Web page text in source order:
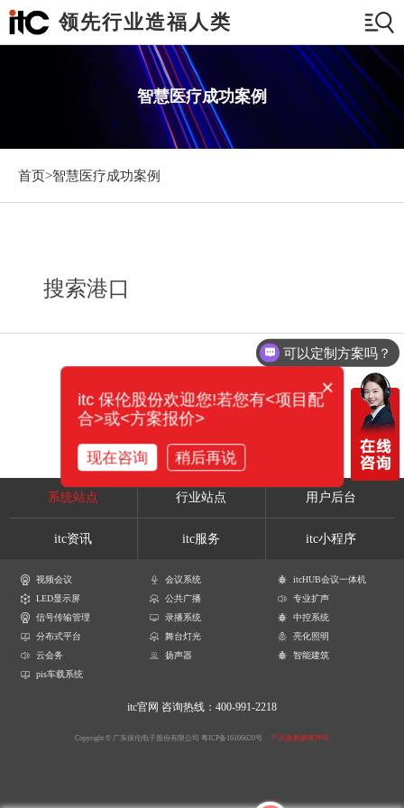
领先行业造福人类
智慧医疗成功案例
首页>智慧医疗成功案例
搜索港口
系统站点 行业站点 用户后台
itc资讯 itc服务 itc小程序
视频会议 会议系统
itcHUB会议一体机
LED显示屏
公共广播
专业扩声
信号传输管理
录播系统
中控系统
分布式平台
舞台灯光
亮化照明
云会务
扬声器
智能建筑
pis车载系统
itc官网 咨询热线：400-991-2218
Copyright © 广东保伦电子股份有限公司 粤ICP备16106620号 产品参数解释声明
可以定制方案吗？
×
itc 保伦股份欢迎您!若您有<项目配
合>或<方案报价>
现在咨询 稍后再说